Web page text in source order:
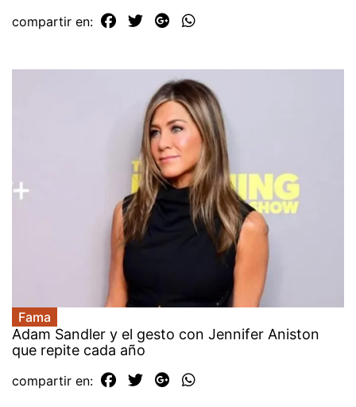
compartir en:
Fama
Adam Sandler y el gesto con Jennifer Aniston
que repite cada año
compartir en: